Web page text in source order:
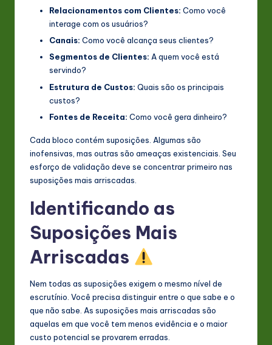
Relacionamentos com Clientes: Como você
interage com os usuários?
Canais: Como você alcança seus clientes?
Segmentos de Clientes: A quem você está
servindo?
Estrutura de Custos: Quais são os principais
custos?
Fontes de Receita: Como você gera dinheiro?
Cada bloco contém suposições. Algumas são
inofensivas, mas outras são ameaças existenciais. Seu
esforço de validação deve se concentrar primeiro nas
suposições mais arriscadas.
Identificando as
Suposições Mais
Arriscadas
Nem todas as suposições exigem o mesmo nível de
escrutínio. Você precisa distinguir entre o que sabe e o
que não sabe. As suposições mais arriscadas são
aquelas em que você tem menos evidência e o maior
custo potencial se provarem erradas.